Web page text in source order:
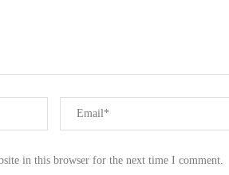
in this browser for the next time I comment.